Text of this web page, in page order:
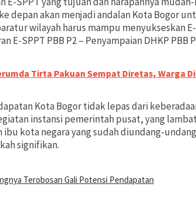
depan akan menjadi andalan Kota Bogor
wilayah harus mampu menyukseskan
E-SPPT PBB P2 – Penyampaian DHKP
Tirta Pakuan Sempat Diretas, Warga
Kota Bogor tidak lepas dari
instansi pemerintah pusat, yang
ibu kota negara yang sudah diundang-
signifikan.
Terobosan Gali Potensi Pendapatan